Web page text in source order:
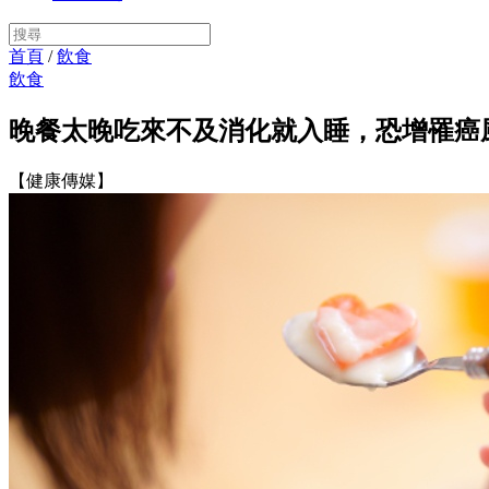
首頁 /飲食
飲食
晚餐太晚吃來不及消化就入睡，恐增罹癌
【健康傳媒】